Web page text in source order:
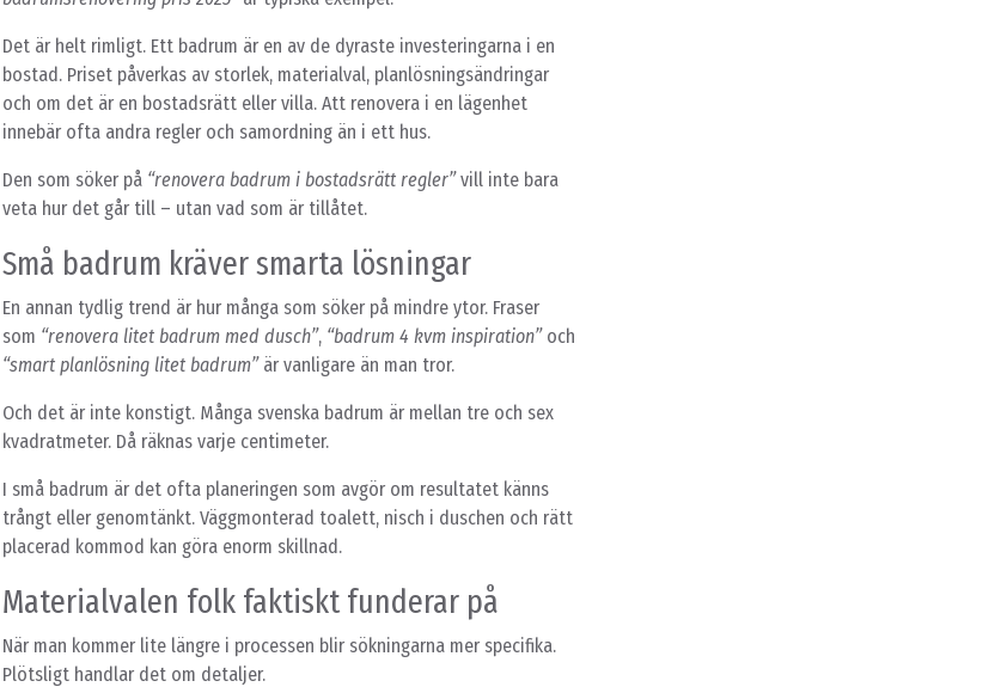
Det är helt rimligt. Ett badrum är en av de dyraste investeringarna i en
bostad. Priset påverkas av storlek, materialval, planlösningsändringar
och om det är en bostadsrätt eller villa. Att renovera i en lägenhet
innebär ofta andra regler och samordning än i ett hus.
Den som söker på “renovera badrum i bostadsrätt regler”vill inte bara
veta hur det går till – utan vad som är tillåtet.
Små badrum kräver smarta lösningar
En annan tydlig trend är hur många som söker på mindre ytor. Fraser
som “renovera litet badrum med dusch”, “badrum 4 kvm inspiration”och
“smart planlösning litet badrum”är vanligare än man tror.
Och det är inte konstigt. Många svenska badrum är mellan tre och sex
kvadratmeter. Då räknas varje centimeter.
I små badrum är det ofta planeringen som avgör om resultatet känns
trångt eller genomtänkt. Väggmonterad toalett, nisch i duschen och rätt
placerad kommod kan göra enorm skillnad.
Materialvalen folk faktiskt funderar på
När man kommer lite längre i processen blir sökningarna mer specifika.
Plötsligt handlar det om detaljer.